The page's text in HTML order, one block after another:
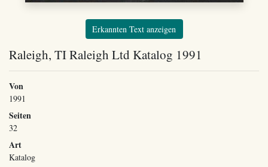
Erkannten Text anzeigen
Raleigh, TI Raleigh Ltd Katalog 1991
Von
1991
Seiten
32
Art
Katalog